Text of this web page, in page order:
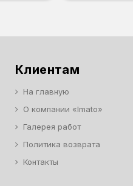
Клиентам
На главную
О компании «Imato»
Галерея работ
Политика возврата
Контакты